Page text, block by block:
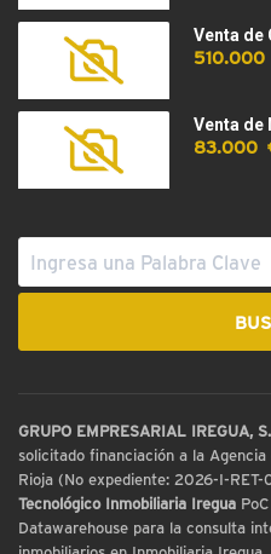
Venta de
Venta de
83.000
GRUPO EMPRESARIAL IREGUA,
solicitado financiación a la
Rioja (No expediente: 2026-I-
Tecnológico Inmobiliaria Iregua
Datawarehouse para la consulta